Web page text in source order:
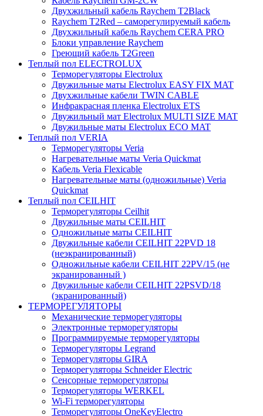
Двухжильный кабель Raychem T2Black
Raychem T2Red – саморегулируемый кабель
Двухжильный кабель Raychem CERA PRO
Блоки управление Raychem
Греющий кабель T2Green
Теплый пол ELECTROLUX
Терморегуляторы Electrolux
Двужильные маты Electrolux EASY FIX MAT
Двухжильные кабели TWIN CABLE
Инфракрасная пленка Electrolux ETS
Двужильный мат Electrolux MULTI SIZE MAT
Двужильные маты Electrolux ECO MAT
Теплый пол VERIA
Терморегуляторы Veria
Нагревательные маты Veria Quickmat
Кабель Veria Flexicable
Нагревательные маты (одножильные) Veria
Quickmat
Теплый пол CEILHIT
Терморегуляторы Ceilhit
Двужильные маты CEILHIT
Одножильные маты CEILHIT
Двужильные кабели CEILHIT 22PVD 18
(неэкранированный)
Одножильные кабели CEILHIT 22PV/15 (не
экранированный )
Двужильные кабели CEILHIT 22PSVD/18
(экранированный)
ТЕРМОРЕГУЛЯТОРЫ
Механические терморегуляторы
Электронные терморегуляторы
Программируемые терморегуляторы
Терморегуляторы Legrand
Терморегуляторы GIRA
Терморегуляторы Schneider Electric
Сенсорные терморегуляторы
Терморегуляторы WERKEL
Wi-Fi терморегуляторы
Терморегуляторы OneKeyElectro